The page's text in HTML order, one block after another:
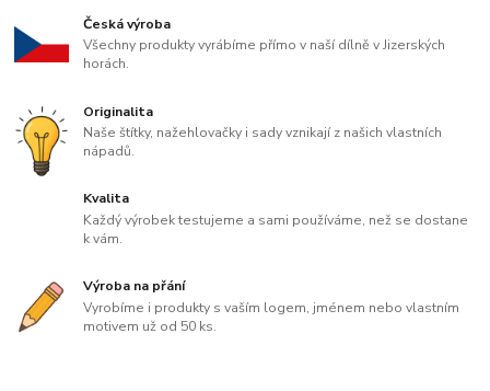
Česká výroba
Všechny produkty vyrábíme přímo v naší dílně v Jizerských
horách.
Originalita
Naše štítky, nažehlovačky i sady vznikají z našich vlastních
nápadů.
Kvalita
Každý výrobek testujeme a sami používáme, než se dostane
k vám.
Výroba na přání
Vyrobíme i produkty s vaším logem, jménem nebo vlastním
motivem už od 50 ks.